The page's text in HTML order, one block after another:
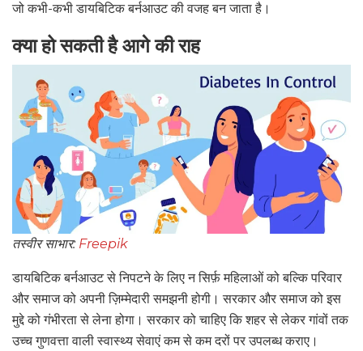
जो कभी-कभी डायबिटिक बर्नआउट की वजह बन जाता है।
क्या हो सकती है आगे की राह
तस्वीर साभार: Freepik
डायबिटिक बर्नआउट से निपटने के लिए न सिर्फ़ महिलाओं को बल्कि परिवार
और समाज को अपनी ज़िम्मेदारी समझनी होगी। सरकार और समाज को इस
मुद्दे को गंभीरता से लेना होगा। सरकार को चाहिए कि शहर से लेकर गांवों तक
उच्च गुणवत्ता वाली स्वास्थ्य सेवाएं कम से कम दरों पर उपलब्ध कराए।